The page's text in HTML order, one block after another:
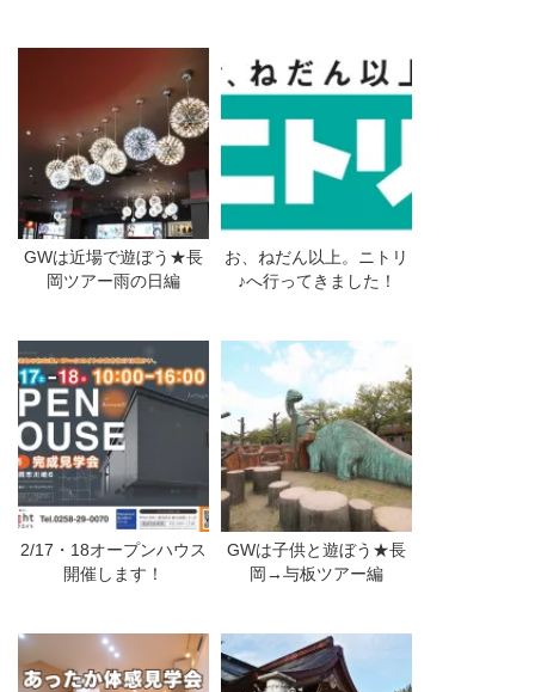
GWは近場で遊ぼう★長
岡ツアー雨の日編
お、ねだん以上。ニトリ
♪へ行ってきました！
2/17・18オープンハウス
開催します！
GWは子供と遊ぼう★長
岡→与板ツアー編